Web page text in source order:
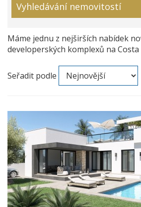
Vyhledávání nemovitostí
Máme jednu z nejširších nabídek
developerských komplexů na Costa
Seřadit podle